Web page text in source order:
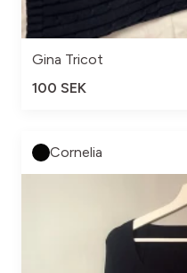
Gina Tricot
100 SEK
Cornelia